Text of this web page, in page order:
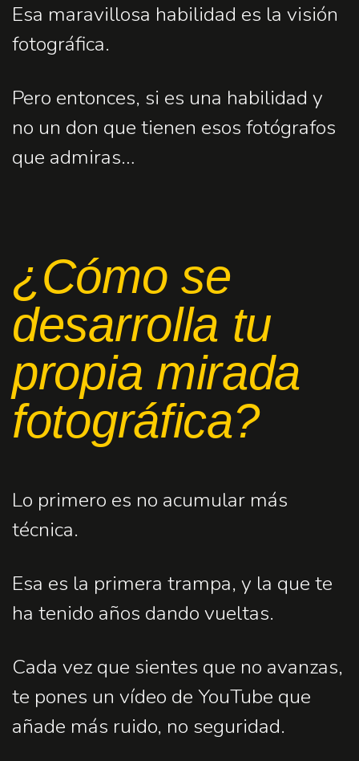
Esa maravillosa habilidad es la visión
fotográfica.
Pero entonces, si es una habilidad y
no un don que tienen esos fotógrafos
que admiras…
¿Cómo se
desarrolla tu
propia mirada
fotográfica?
Lo primero es no acumular más
técnica.
Esa es la primera trampa, y la que te
ha tenido años dando vueltas.
Cada vez que sientes que no avanzas,
te pones un vídeo de YouTube que
añade más ruido, no seguridad.